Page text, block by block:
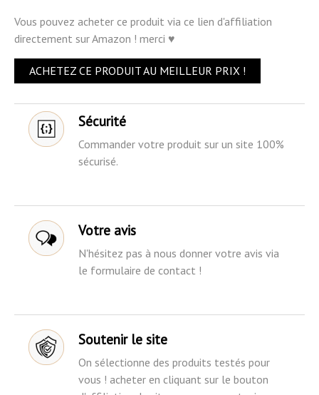
Vous pouvez acheter ce produit via ce lien d'affiliation
directement sur Amazon ! merci ♥
ACHETEZ CE PRODUIT AU MEILLEUR PRIX !
Sécurité
Commander votre produit sur un site 100%
sécurisé.
Votre avis
N'hésitez pas à nous donner votre avis via
le formulaire de contact !
Soutenir le site
On sélectionne des produits testés pour
vous ! acheter en cliquant sur le bouton